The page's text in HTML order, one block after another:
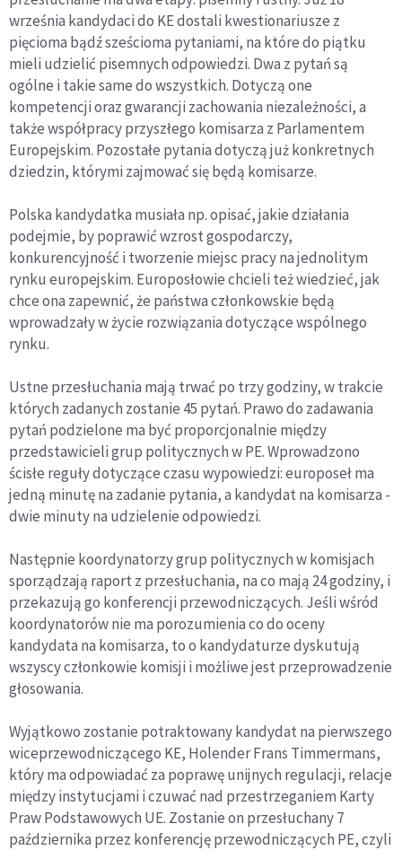
września kandydaci do KE dostali kwestionariusze z
pięcioma bądź sześcioma pytaniami, na które do piątku
mieli udzielić pisemnych odpowiedzi. Dwa z pytań są
ogólne i takie same do wszystkich. Dotyczą one
kompetencji oraz gwarancji zachowania niezależności, a
także współpracy przyszłego komisarza z Parlamentem
Europejskim. Pozostałe pytania dotyczą już konkretnych
dziedzin, którymi zajmować się będą komisarze.
Polska kandydatka musiała np. opisać, jakie działania
podejmie, by poprawić wzrost gospodarczy,
konkurencyjność i tworzenie miejsc pracy na jednolitym
rynku europejskim. Europosłowie chcieli też wiedzieć, jak
chce ona zapewnić, że państwa członkowskie będą
wprowadzały w życie rozwiązania dotyczące wspólnego
rynku.
Ustne przesłuchania mają trwać po trzy godziny, w trakcie
których zadanych zostanie 45 pytań. Prawo do zadawania
pytań podzielone ma być proporcjonalnie między
przedstawicieli grup politycznych w PE. Wprowadzono
ścisłe reguły dotyczące czasu wypowiedzi: europoseł ma
jedną minutę na zadanie pytania, a kandydat na komisarza -
dwie minuty na udzielenie odpowiedzi.
Następnie koordynatorzy grup politycznych w komisjach
sporządzają raport z przesłuchania, na co mają 24 godziny, i
przekazują go konferencji przewodniczących. Jeśli wśród
koordynatorów nie ma porozumienia co do oceny
kandydata na komisarza, to o kandydaturze dyskutują
wszyscy członkowie komisji i możliwe jest przeprowadzenie
głosowania.
Wyjątkowo zostanie potraktowany kandydat na pierwszego
wiceprzewodniczącego KE, Holender Frans Timmermans,
który ma odpowiadać za poprawę unijnych regulacji, relacje
między instytucjami i czuwać nad przestrzeganiem Karty
Praw Podstawowych UE. Zostanie on przesłuchany 7
października przez konferencję przewodniczących PE, czyli